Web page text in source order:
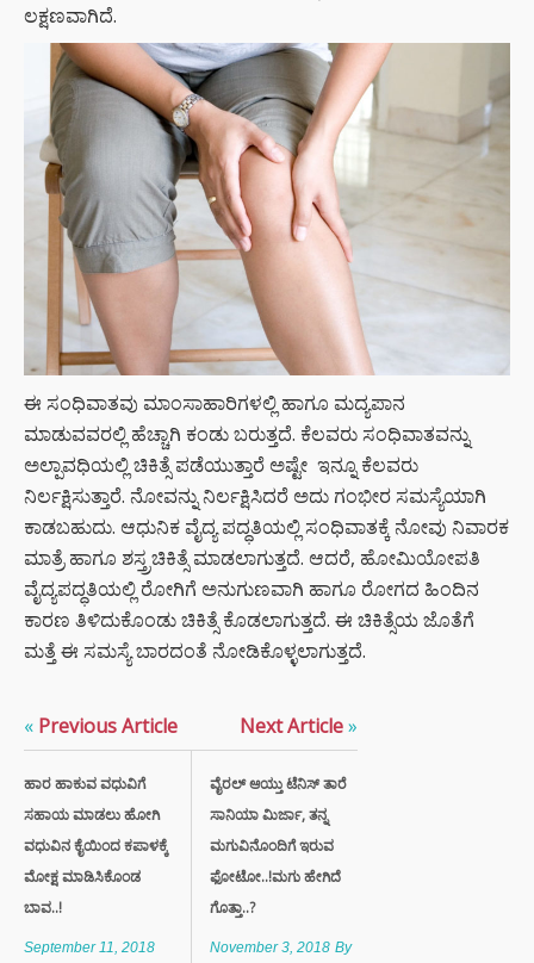
ಲಕ್ಷಣವಾಗಿದೆ.
ಈ ಸಂಧಿವಾತವು ಮಾಂಸಾಹಾರಿಗಳಲ್ಲಿ ಹಾಗೂ ಮದ್ಯಪಾನ
ಮಾಡುವವರಲ್ಲಿ ಹೆಚ್ಚಾಗಿ ಕಂಡು ಬರುತ್ತದೆ. ಕೆಲವರು ಸಂಧಿವಾತವನ್ನು
ಅಲ್ಪಾವಧಿಯಲ್ಲಿ ಚಿಕಿತ್ಸೆ ಪಡೆಯುತ್ತಾರೆ ಅಷ್ಟೇ ಇನ್ನೂ ಕೆಲವರು
ನಿರ್ಲಕ್ಷಿಸುತ್ತಾರೆ. ನೋವನ್ನು ನಿರ್ಲಕ್ಷಿಸಿದರೆ ಅದು ಗಂಭೀರ ಸಮಸ್ಯೆಯಾಗಿ
ಕಾಡಬಹುದು. ಆಧುನಿಕ ವೈದ್ಯ ಪದ್ಧತಿಯಲ್ಲಿ ಸಂಧಿವಾತಕ್ಕೆ ನೋವು ನಿವಾರಕ
ಮಾತ್ರೆ ಹಾಗೂ ಶಸ್ತ್ರಚಿಕಿತ್ಸೆ ಮಾಡಲಾಗುತ್ತದೆ. ಆದರೆ, ಹೋಮಿಯೋಪತಿ
ವೈದ್ಯಪದ್ಧತಿಯಲ್ಲಿ ರೋಗಿಗೆ ಅನುಗುಣವಾಗಿ ಹಾಗೂ ರೋಗದ ಹಿಂದಿನ
ಕಾರಣ ತಿಳಿದುಕೊಂಡು ಚಿಕಿತ್ಸೆ ಕೊಡಲಾಗುತ್ತದೆ. ಈ ಚಿಕಿತ್ಸೆಯ ಜೊತೆಗೆ
ಮತ್ತೆ ಈ ಸಮಸ್ಯೆ ಬಾರದಂತೆ ನೋಡಿಕೊಳ್ಳಲಾಗುತ್ತದೆ.
« Previous Article
ಹಾರ ಹಾಕುವ ವಧುವಿಗೆ
ಸಹಾಯ ಮಾಡಲು ಹೋಗಿ
ವಧುವಿನ ಕೈಯಿಂದ ಕಪಾಳಕ್ಕೆ
ಮೋಕ್ಷ ಮಾಡಿಸಿಕೊಂಡ
ಬಾವ..!
September 11, 2018
Next Article»
ವೈರಲ್ ಆಯ್ತು ಟೆನಿಸ್ ತಾರೆ
ಸಾನಿಯಾ ಮಿರ್ಜಾ, ತನ್ನ
ಮಗುವಿನೊಂದಿಗೆ ಇರುವ
ಫೋಟೋ..!ಮಗು ಹೇಗಿದೆ
ಗೊತ್ತಾ..?
November 3, 2018 By